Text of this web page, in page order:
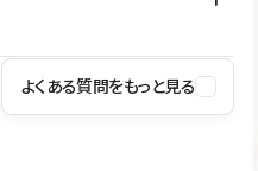
理、脆弱性対策など、複数の観
ており、悪質なスクリプトの
センターでご確認いただけま
よくある質問をもっと見る